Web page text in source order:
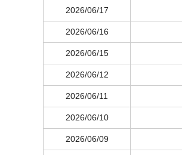
2026/06/17
2026/06/16
2026/06/15
2026/06/12
2026/06/11
2026/06/10
2026/06/09